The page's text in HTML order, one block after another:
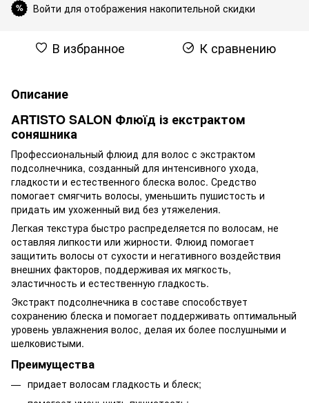
% Войти для отображения накопительной скидки
В избранное К сравнению
Описание
ARTISTO SALON Флюїд із екстрактом
соняшника
Профессиональный флюид для волос с экстрактом
подсолнечника, созданный для интенсивного ухода,
гладкости и естественного блеска волос. Средство
помогает смягчить волосы, уменьшить пушистость и
придать им ухоженный вид без утяжеления.
Легкая текстура быстро распределяется по волосам, не
оставляя липкости или жирности. Флюид помогает
защитить волосы от сухости и негативного воздействия
внешних факторов, поддерживая их мягкость,
эластичность и естественную гладкость.
Экстракт подсолнечника в составе способствует
сохранению блеска и помогает поддерживать оптимальный
уровень увлажнения волос, делая их более послушными и
шелковистыми.
Преимущества
придает волосам гладкость и блеск;